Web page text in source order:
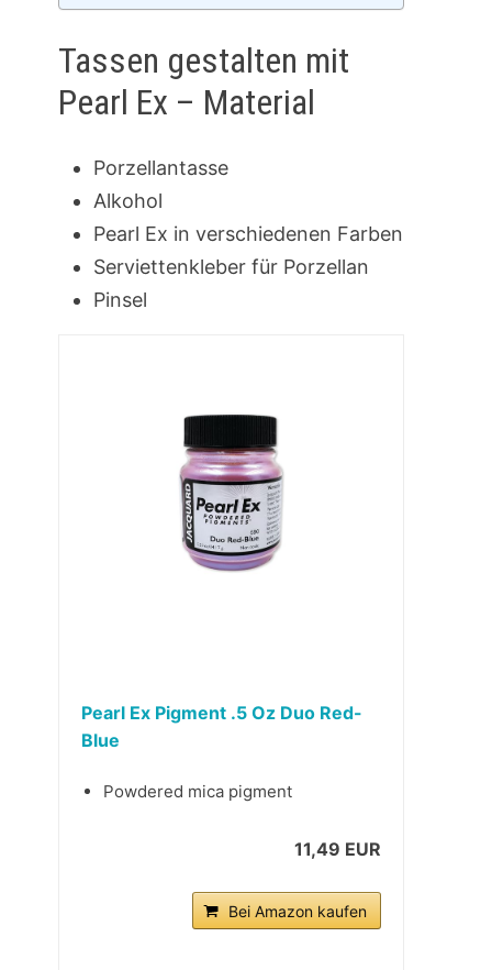
Tassen gestalten mit
Pearl Ex – Material
Porzellantasse
Alkohol
Pearl Ex in verschiedenen Farben
Serviettenkleber für Porzellan
Pinsel
Pearl Ex Pigment .5 Oz Duo Red-
Blue
Powdered mica pigment
11,49 EUR
Bei Amazon kaufen